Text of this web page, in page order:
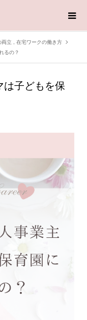
両立
在宅ワークの働き方
るの？
子どもを保